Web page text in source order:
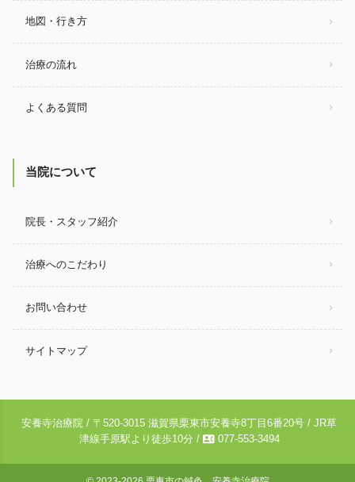
地図・行き方
治療の流れ
よくある質問
当院について
院長・スタッフ紹介
治療へのこだわり
お問い合わせ
サイトマップ
安養寺治療院 / 〒520-3015 滋賀県栗東市安養寺8丁目6番20号 / JR草
津線手原駅より徒歩10分 / contact_phone077-553-3494